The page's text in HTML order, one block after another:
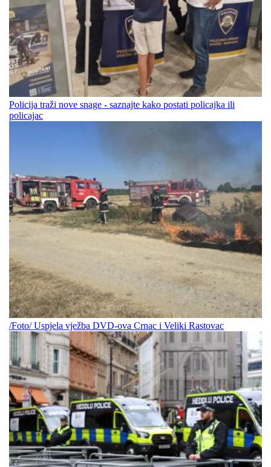
Policija traži nove snage - saznajte kako postati policajka ili
policajac
/Foto/ Uspjela vježba DVD-ova Crnac i Veliki Rastovac